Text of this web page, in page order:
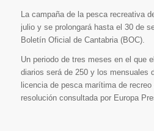
La campaña de la pesca recreativa
julio y se prolongará hasta el 30 de
Boletín Oficial de Cantabria (BOC).
Un periodo de tres meses en el que
diarios será de 250 y los mensuales
licencia de pesca marítima de
resolución consultada por Europa